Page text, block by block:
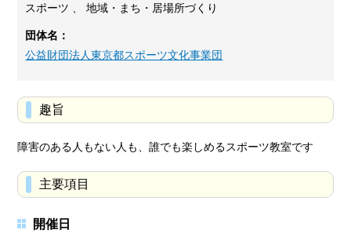
スポーツ 、 地域・まち・居場所づくり
団体名：
公益財団法人東京都スポーツ文化事業団
趣旨
障害のある人もない人も、誰でも楽しめるスポーツ教室です
主要項目
開催日